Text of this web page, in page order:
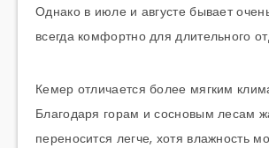
Однако в июле и августе бывает
всегда комфортно для длительного
Кемер отличается более мягким
Благодаря горам и сосновым лесам
переносится легче, хотя влажность